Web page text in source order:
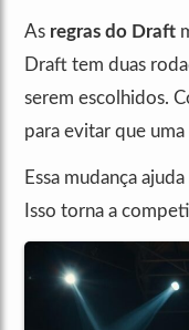
As regras do Draft
Draft tem duas
serem escolhidos.
para evitar que
Essa mudança
Isso torna a